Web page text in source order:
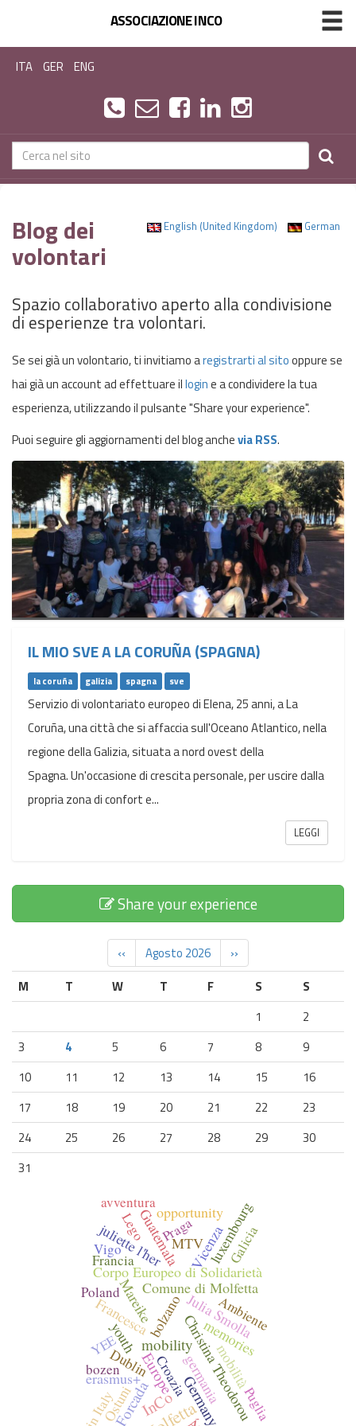
ASSOCIAZIONE INCO
ITA GER ENG
English (United Kingdom) German
Blog dei
volontari
Spazio collaborativo aperto alla condivisione
di esperienze tra volontari.
Se sei già un volontario, ti invitiamo aregistrarti al sitooppure se
hai già un account ad effettuare illogine a condividere la tua
esperienza, utilizzando il pulsante "Share your experience".
Puoi seguire gli aggiornamenti del blog anchevia RSS.
IL MIO SVE A LA CORUÑA (SPAGNA)
la coruña galizia spagna sve
Servizio di volontariato europeo di Elena, 25 anni, a La
Coruña, una città che si affaccia sull'Oceano Atlantico, nella
regione della Galizia, situata a nord ovest della
Spagna. Un'occasione di crescita personale, per uscire dalla
propria zona di confort e...
LEGGI
Share your experience
‹‹ Agosto 2026
››
M
T W T F S
S
1
2
3
4 5 6 7 8
9
10
11 12 13 14 15
16
17
18 19 20 21 22
23
24
25 26 27 28 29
30
31
InCo
EuropeGermany
mobility
bolzanoChristina Theodorou
Comune di Molfetta
Corpo Europeo di Solidarietà
Dublin
erasmus+
Francesca
germania
Guatemala
Julia Smolla
juliette l'her luxembourg
Mareike
memories
mobilità
MTV
opportunity
Ostuni
Vicenza
youth
Ambiente
avventura
bozen Croazia
Francia Galicia
in Italy
Lego
Poland
Praga
Puglia
Vigo
YEE